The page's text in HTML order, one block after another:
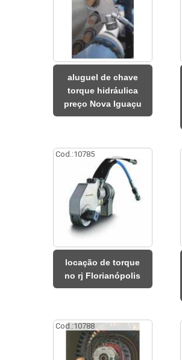
aluguel de chave
torque hidráulica
preço Nova Iguaçu
Cod.:10785
locação de torque
no rj Florianópolis
Cod.:10788